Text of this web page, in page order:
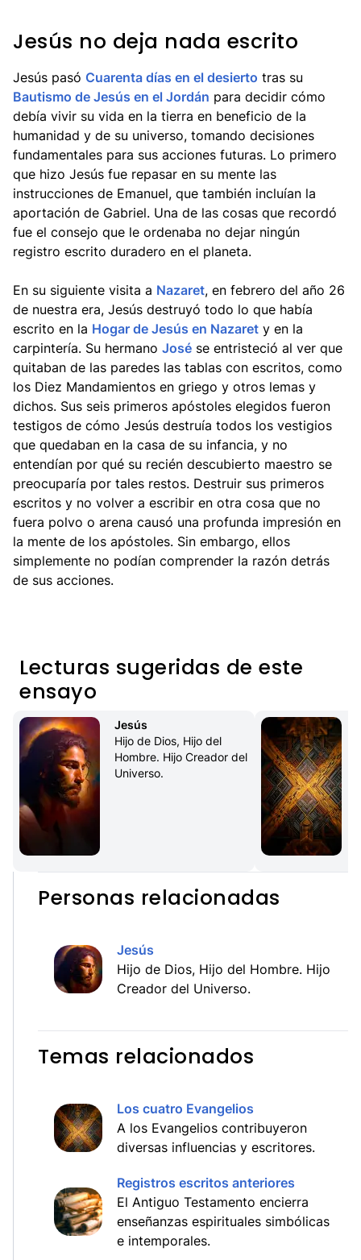
Jesús no deja nada escrito
Jesús pasó Cuarenta días en el desierto tras su
Bautismo de Jesús en el Jordán para decidir cómo
debía vivir su vida en la tierra en beneficio de la
humanidad y de su universo, tomando decisiones
fundamentales para sus acciones futuras. Lo primero
que hizo Jesús fue repasar en su mente las
instrucciones de Emanuel, que también incluían la
aportación de Gabriel. Una de las cosas que recordó
fue el consejo que le ordenaba no dejar ningún
registro escrito duradero en el planeta.
En su siguiente visita a Nazaret, en febrero del año 26
de nuestra era, Jesús destruyó todo lo que había
escrito en la Hogar de Jesús en Nazaret y en la
carpintería. Su hermano José se entristeció al ver que
quitaban de las paredes las tablas con escritos, como
los Diez Mandamientos en griego y otros lemas y
dichos. Sus seis primeros apóstoles elegidos fueron
testigos de cómo Jesús destruía todos los vestigios
que quedaban en la casa de su infancia, y no
entendían por qué su recién descubierto maestro se
preocuparía por tales restos. Destruir sus primeros
escritos y no volver a escribir en otra cosa que no
fuera polvo o arena causó una profunda impresión en
la mente de los apóstoles. Sin embargo, ellos
simplemente no podían comprender la razón detrás
de sus acciones.
Lecturas sugeridas de este
ensayo
Jesús
Hijo de Dios, Hijo del
Hombre. Hijo Creador del
Universo.
Personas relacionadas
Jesús
Hijo de Dios, Hijo del Hombre. Hijo
Creador del Universo.
Temas relacionados
Los cuatro Evangelios
A los Evangelios contribuyeron
diversas influencias y escritores.
Registros escritos anteriores
El Antiguo Testamento encierra
enseñanzas espirituales simbólicas
e intemporales.